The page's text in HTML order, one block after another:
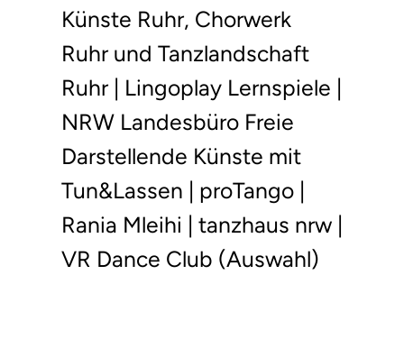
Künste Ruhr, Chorwerk
Ruhr und Tanzlandschaft
Ruhr | Lingoplay Lernspiele |
NRW Landesbüro Freie
Darstellende Künste mit
Tun&Lassen | proTango |
Rania Mleihi | tanzhaus nrw |
VR Dance Club (Auswahl)